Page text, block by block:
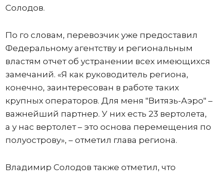
Солодов.
По го словам, перевозчик уже предоставил
Федеральному агентству и региональным
властям отчет об устранении всех имеющихся
замечаний. «Я как руководитель региона,
конечно, заинтересован в работе таких
крупных операторов. Для меня "Витязь-Аэро" –
важнейший партнер. У них есть 23 вертолета,
а у нас вертолет – это основа перемещения по
полуострову», – отметил глава региона.
Владимир Солодов также отметил, что